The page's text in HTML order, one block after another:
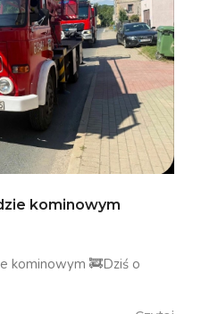
kominowym
kominowym 🚒Dziś o